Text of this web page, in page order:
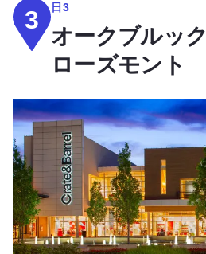
3 日3
オークブルッ
ローズモント